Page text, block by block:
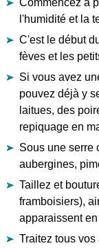
Commencez à
l'humidité et la
C'est le début
fèves et les
Si vous avez
pouvez déjà y
laitues, des
repiquage en
Sous une serre
aubergines,
Taillez et
framboisiers),
apparaissent en
Traitez tous